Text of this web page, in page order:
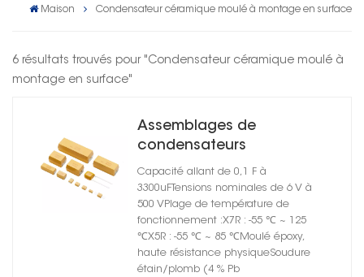
Maison Condensateur céramique moulé à montage en surface
6 résultats trouvés pour "Condensateur céramique moulé à
montage en surface"
Assemblages de
condensateurs
céramiques moulés à
montage en surface
Capacité allant de 0,1 F à
3300uFTensions nominales de 6 V à
500 VPlage de température de
fonctionnement :X7R : -55 ℃ ~ 125
℃X5R : -55 ℃ ~ 85 ℃Moulé époxy,
haute résistance physiqueSoudure
étain/plomb (4 % Pb